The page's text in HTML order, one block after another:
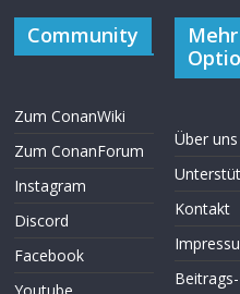
Community
Zum ConanWiki
Zum ConanForum
Instagram
Discord
Facebook
Youtube
Mehr
Über uns
Kontakt